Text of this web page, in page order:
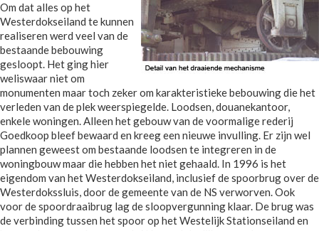
Om dat alles op het
Westerdokseiland te kunnen
realiseren werd veel van de
bestaande bebouwing
gesloopt. Het ging hier
weliswaar niet om
monumenten maar toch zeker om karakteristieke bebouwing die het
verleden van de plek weerspiegelde. Loodsen, douanekantoor,
enkele woningen. Alleen het gebouw van de voormalige rederij
Goedkoop bleef bewaard en kreeg een nieuwe invulling. Er zijn wel
plannen geweest om bestaande loodsen te integreren in de
woningbouw maar die hebben het niet gehaald. In 1996 is het
eigendom van het Westerdokseiland, inclusief de spoorbrug over de
Westerdokssluis, door de gemeente van de NS verworven. Ook
voor de spoordraaibrug lag de sloopvergunning klaar. De brug was
de verbinding tussen het spoor op het Westelijk Stationseiland en